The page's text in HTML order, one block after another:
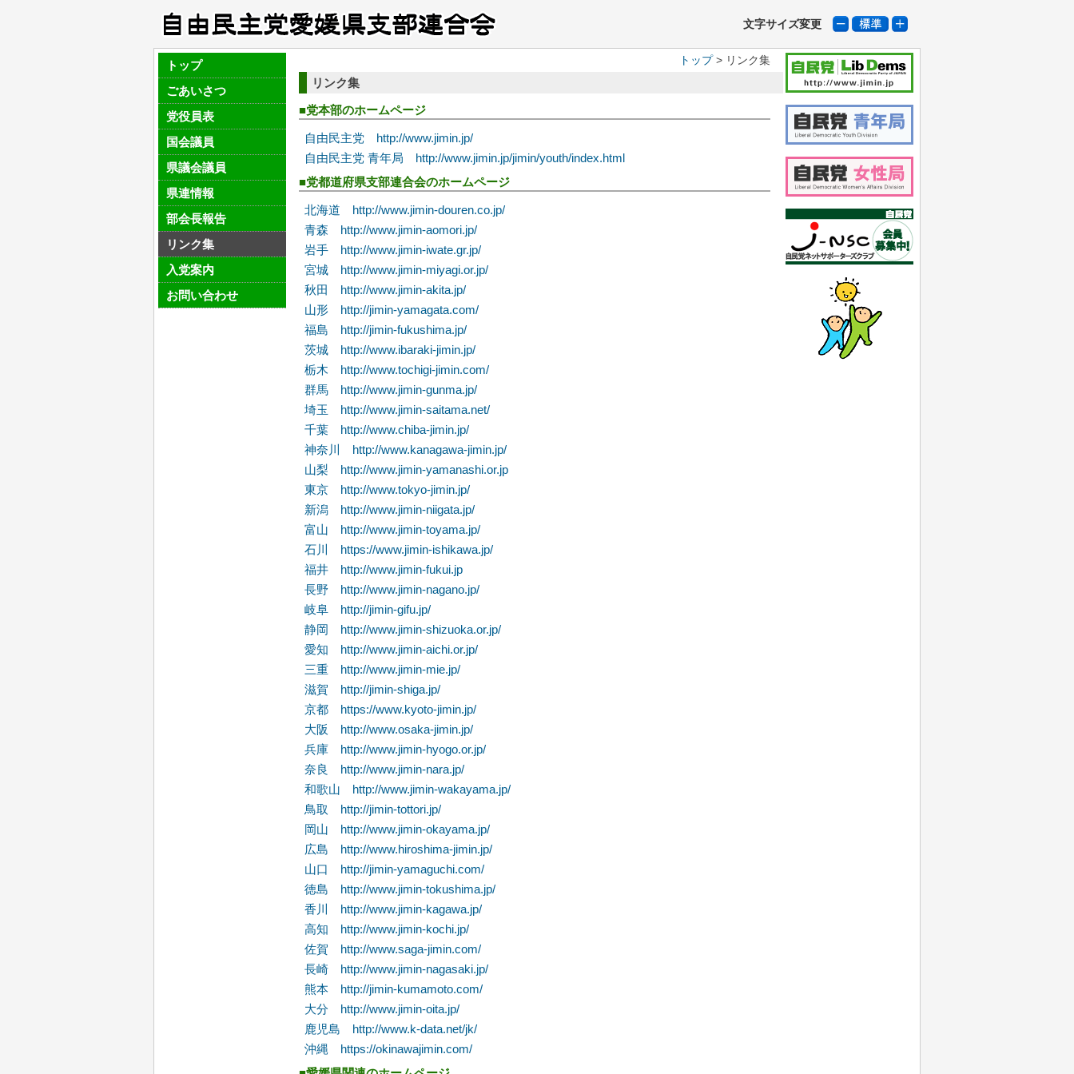
文字サイズ変更
トップ
ごあいさつ
党役員表
国会議員
県議会議員
県連情報
部会長報告
リンク集
入党案内
お問い合わせ
トップ> リンク集
リンク集
■党本部のホームページ
自由民主党 http://www.jimin.jp/
自由民主党 青年局 http://www.jimin.jp/jimin/youth/index.html
■党都道府県支部連合会のホームページ
北海道 http://www.jimin-douren.co.jp/
青森 http://www.jimin-aomori.jp/
岩手 http://www.jimin-iwate.gr.jp/
宮城 http://www.jimin-miyagi.or.jp/
秋田 http://www.jimin-akita.jp/
山形 http://jimin-yamagata.com/
福島 http://jimin-fukushima.jp/
茨城 http://www.ibaraki-jimin.jp/
栃木 http://www.tochigi-jimin.com/
群馬 http://www.jimin-gunma.jp/
埼玉 http://www.jimin-saitama.net/
千葉 http://www.chiba-jimin.jp/
神奈川 http://www.kanagawa-jimin.jp/
山梨 http://www.jimin-yamanashi.or.jp
東京 http://www.tokyo-jimin.jp/
新潟 http://www.jimin-niigata.jp/
富山 http://www.jimin-toyama.jp/
石川 https://www.jimin-ishikawa.jp/
福井 http://www.jimin-fukui.jp
長野 http://www.jimin-nagano.jp/
岐阜 http://jimin-gifu.jp/
静岡 http://www.jimin-shizuoka.or.jp/
愛知 http://www.jimin-aichi.or.jp/
三重 http://www.jimin-mie.jp/
滋賀 http://jimin-shiga.jp/
京都 https://www.kyoto-jimin.jp/
大阪 http://www.osaka-jimin.jp/
兵庫 http://www.jimin-hyogo.or.jp/
奈良 http://www.jimin-nara.jp/
和歌山 http://www.jimin-wakayama.jp/
鳥取 http://jimin-tottori.jp/
岡山 http://www.jimin-okayama.jp/
広島 http://www.hiroshima-jimin.jp/
山口 http://jimin-yamaguchi.com/
徳島 http://www.jimin-tokushima.jp/
香川 http://www.jimin-kagawa.jp/
高知 http://www.jimin-kochi.jp/
佐賀 http://www.saga-jimin.com/
長崎 http://www.jimin-nagasaki.jp/
熊本 http://jimin-kumamoto.com/
大分 http://www.jimin-oita.jp/
鹿児島 http://www.k-data.net/jk/
沖縄 https://okinawajimin.com/